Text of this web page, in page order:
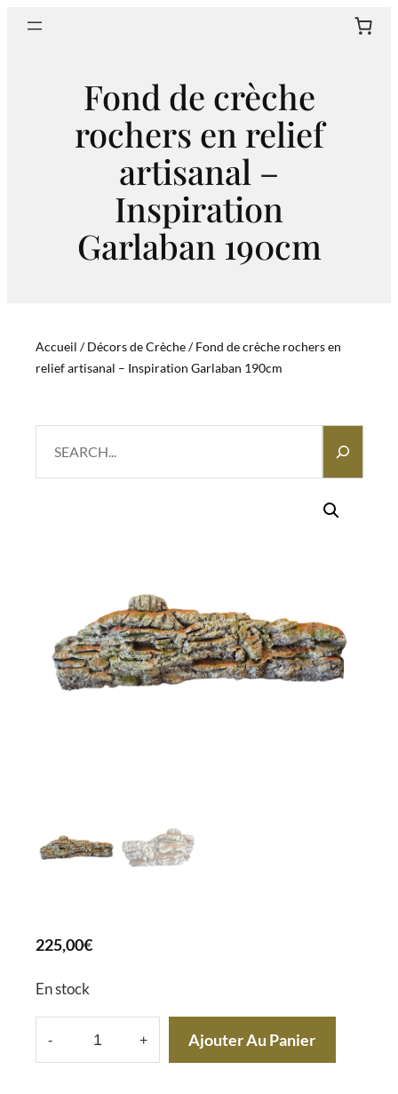
Aller
Fond de crèche
rochers en relief
artisanal –
Inspiration
Garlaban 190cm
Accueil /Décors de Crèche/ Fond de crèche rochers en
relief artisanal – Inspiration Garlaban 190cm
225,00€
En stock
+
- Ajouter Au Panier